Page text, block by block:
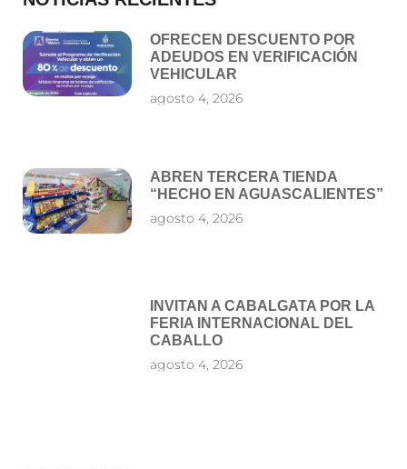
OFRECEN DESCUENTO POR
ADEUDOS EN VERIFICACIÓN
VEHICULAR
agosto 4, 2026
ABREN TERCERA TIENDA
“HECHO EN AGUASCALIENTES”
agosto 4, 2026
INVITAN A CABALGATA POR LA
FERIA INTERNACIONAL DEL
CABALLO
agosto 4, 2026